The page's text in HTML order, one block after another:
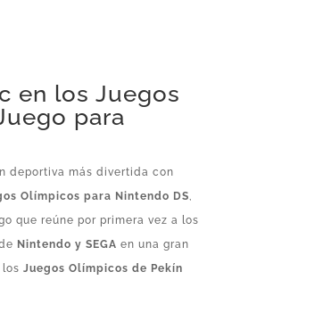
en los Juegos
para
deportiva más divertida con
Olímpicos para Nintendo DS,
que reúne por primera vez a los
Nintendo y SEGA en una gran
Juegos Olímpicos de Pekín